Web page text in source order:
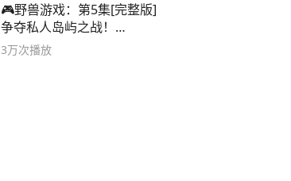
🎮野兽游戏：第5集[完整版]
争夺私人岛屿之战！
#MrBeastChina
3万次播放